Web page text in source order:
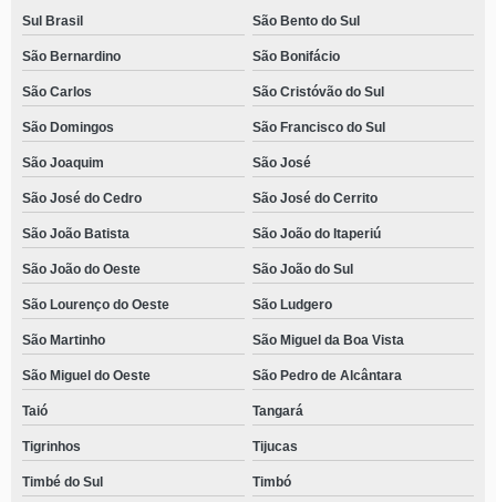
Sul Brasil São Bento do Sul
São Bernardino São Bonifácio
São Carlos São Cristóvão do Sul
São Domingos São Francisco do Sul
São Joaquim São José
São José do Cedro São José do Cerrito
São João Batista São João do Itaperiú
São João do Oeste São João do Sul
São Lourenço do Oeste São Ludgero
São Martinho São Miguel da Boa Vista
São Miguel do Oeste São Pedro de Alcântara
Taió Tangará
Tigrinhos Tijucas
Timbé do Sul Timbó